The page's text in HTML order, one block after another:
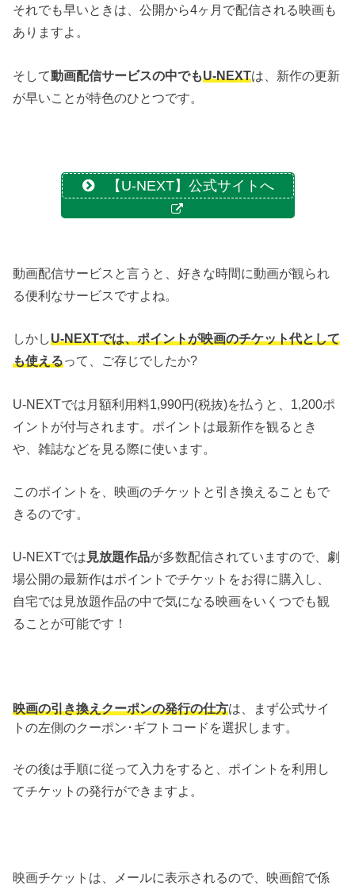
それでも早いときは、公開から4ヶ月で配信される映画も
ありますよ。
そして動画配信サービスの中でもU-NEXTは、新作の更新
が早いことが特色のひとつです。
【U-NEXT】公式サイトへ
動画配信サービスと言うと、好きな時間に動画が観られ
る便利なサービスですよね。
しかしU-NEXTでは、ポイントが映画のチケット代として
も使えるって、ご存じでしたか?
U-NEXTでは月額利用料1,990円(税抜)を払うと、1,200ポ
イントが付与されます。ポイントは最新作を観るとき
や、雑誌などを見る際に使います。
このポイントを、映画のチケットと引き換えることもで
きるのです。
U-NEXTでは 見放題作品が多数配信されていますので、劇
場公開の最新作はポイントでチケットをお得に購入し、
自宅では見放題作品の中で気になる映画をいくつでも観
ることが可能です！
映画の引き換えクーポンの発行の仕方は、まず公式サイ
トの左側のクーポン･ギフトコードを選択します。
その後は手順に従って入力をすると、ポイントを利用し
てチケットの発行ができますよ。
映画チケットは、メールに表示されるので、映画館で係